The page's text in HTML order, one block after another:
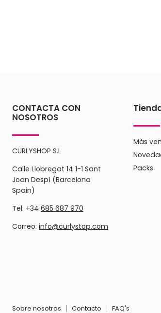
CONTACTA CON
NOSOTROS
CURLYSHOP S.L
Calle Llobregat 14 1-1 Sant
Joan Despí (Barcelona
Spain)
Tel: +34 685 687 970
Correo: info@curlystop.com
Más
Packs
Sobre nosotros
Contacto FAQ's